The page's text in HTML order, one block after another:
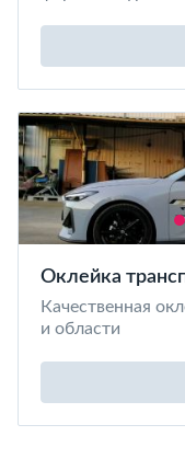
Оклейка
Качественная
и области